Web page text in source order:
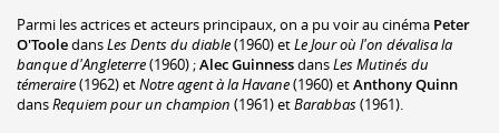
Parmi les actrices et acteurs principaux, on a pu voir au cinéma Peter
O'TooledansLes Dents du diable(1960) etLe Jour où l'on dévalisa la
banque d'Angleterre(1960) ;Alec GuinnessdansLes Mutinés du
témeraire(1962) etNotre agent à la Havane(1960) etAnthony Quinn
dansRequiem pour un champion (1961) etBarabbas(1961).